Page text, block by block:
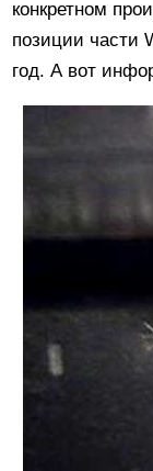
конкретном
позиции части
год. А вот